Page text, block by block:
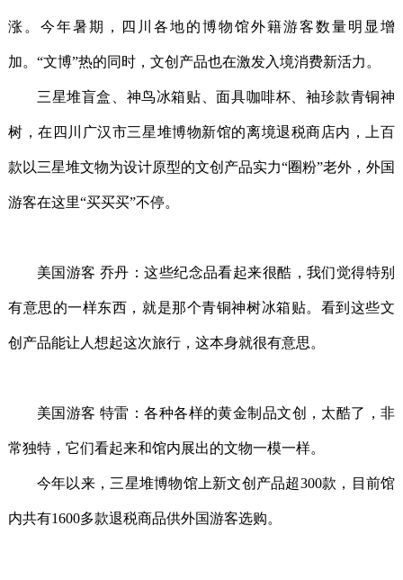
涨。今年暑期，四川各地的博物馆外籍游客数量明显增
加。“文博”热的同时，文创产品也在激发入境消费新活力。
三星堆盲盒、神鸟冰箱贴、面具咖啡杯、袖珍款青铜神
树，在四川广汉市三星堆博物新馆的离境退税商店内，上百
款以三星堆文物为设计原型的文创产品实力“圈粉”老外，外国
游客在这里“买买买”不停。
美国游客 乔丹：这些纪念品看起来很酷，我们觉得特别
有意思的一样东西，就是那个青铜神树冰箱贴。看到这些文
创产品能让人想起这次旅行，这本身就很有意思。
美国游客 特雷：各种各样的黄金制品文创，太酷了，非
常独特，它们看起来和馆内展出的文物一模一样。
今年以来，三星堆博物馆上新文创产品超300款，目前馆
内共有1600多款退税商品供外国游客选购。